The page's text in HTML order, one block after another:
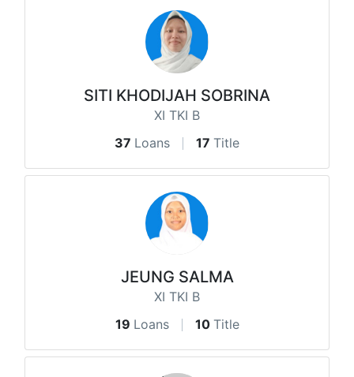
SITI KHODIJAH SOBRINA
XI TKI B
37 Loans 17 Title
JEUNG SALMA
XI TKI B
19 Loans 10 Title